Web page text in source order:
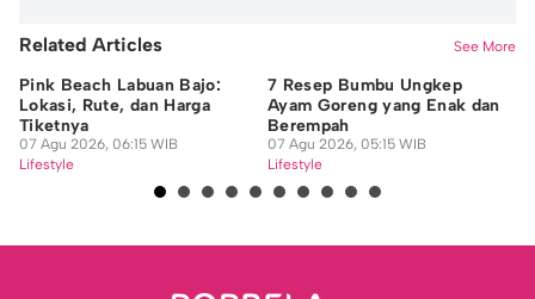
Related Articles See More
Pink Beach Labuan Bajo:
Lokasi, Rute, dan Harga
Tiketnya
07 Agu 2026, 06:15 WIB
Lifestyle
7 Resep Bumbu Ungkep
Ayam Goreng yang Enak dan
Berempah
07 Agu 2026, 05:15 WIB
Lifestyle